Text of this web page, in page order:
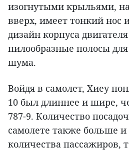
изогнутыми крыльями,
вверх, имеет тонкий нос
дизайн корпуса
пилообразные полосы
шума.
Войдя в самолет, Хиеу
10 был длиннее и шире,
787-9. Количество
самолете также больше и
количества пассажиров,